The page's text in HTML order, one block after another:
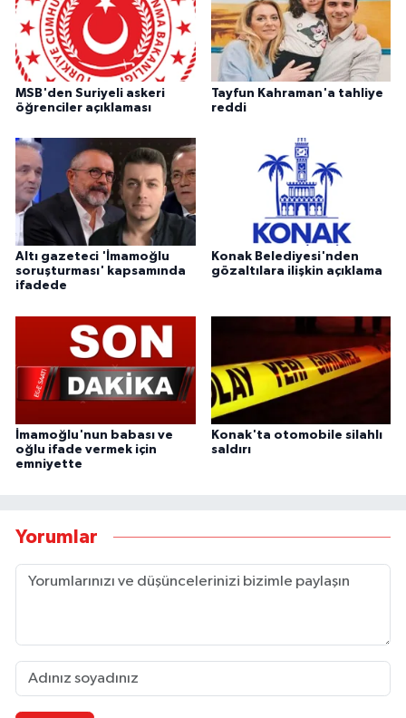
MSB'den Suriyeli askeri
öğrenciler açıklaması
Tayfun Kahraman'a tahliye
reddi
Altı gazeteci 'İmamoğlu
soruşturması' kapsamında
ifadede
Konak Belediyesi'nden
gözaltılara ilişkin açıklama
İmamoğlu'nun babası ve
oğlu ifade vermek için
emniyette
Konak'ta otomobile silahlı
saldırı
Yorumlar